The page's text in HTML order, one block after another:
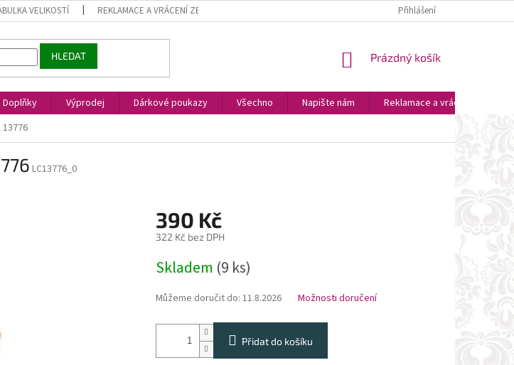
VELIKOSTÍ REKLAMACE A VRÁCENÍ ZBOŽÍ OSOBNÍ VYZVEDNUTÍ
Přihlášení
HLEDAT
NÁKUPNÍ
Prázdný košík
Doplňky Výprodej Dárkové poukazy Všechno Napište nám
Reklamace a vrácení zboží
LC13776_0
390 Kč
322 Kč bez DPH
cena:
Skladem (9 ks)
Můžeme doručit do: 11.8.2026 Možnosti doručení
Přidat do košíku